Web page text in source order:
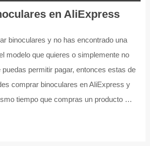
en AliExpress
binoculares y no has encontrado una
modelo que quieres o simplemente no
permitir pagar, entonces estas de
comprar binoculares en AliExpress y
tiempo que compras un producto …